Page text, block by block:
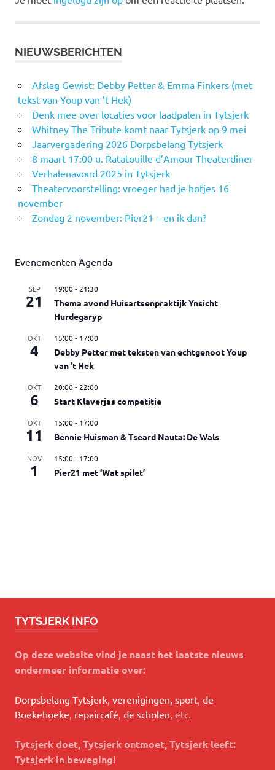
NIEUWSBERICHTEN
Afslag Gewist: Debby Petter & Emma Finkers (met
tekst van Youp van ’t Hek)
Denk mee over locaties voor laadpalen in Tytsjerk
Whitney The Tribute komt naar Tytsjerk op 9 mei
Jaarvergadering 2026 Dorpsbelang Tytsjerk
8 maart 17:00 u. Ratatouille d’Amour Theaterdiner
Verhalenavond 2025 in Tytsjerk
Theatervoorstelling: vroeger had je hofjes 16
november
Zondag 2 november: Pier21 – en ik dan?
Evenementen Agenda
SEP
21
19:00- 21:30
Thema avond Huisartsenpraktijk Ynsicht
Hurdegaryp
OKT
4
15:00- 17:00
Debby Petter met teksten van echtgenoot Youp
van ’t Hek
OKT
6
20:00- 22:00
Start Klaverjas competitie
OKT
11
15:00- 17:00
Bennie Huisman & Tseard Nauta: De Wals
NOV
1
15:00- 17:00
Pier21 met ‘Wat spilet’
TYTSJERK INFO
Op deze website vind je naast het laatste nieuws
ondermeer informatie over:
Dorpsbelang Tytsjerk verenigingen, sport de
Boekehoeke repaircafé de scholen , etc.
Tytsjerk doet, Tytsjerk ontmoet, Tytsjerk leeft:
Tytsjerk in beweging!